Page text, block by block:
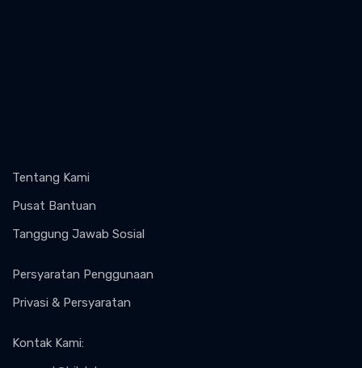
Tentang Kami
Pusat Bantuan
Tanggung Jawab Sosial
Persyaratan Penggunaan
Privasi & Persyaratan
Kontak Kami: